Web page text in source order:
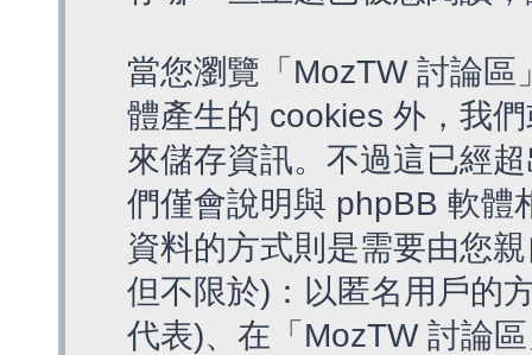
當您瀏覽「MozTW 討論
體產生的 cookies 外，我
來儲存資訊。不過這已經
們僅會說明與 phpBB 軟體
資料的方式則是需要由您
但不限於)：以匿名用戶的
代表)、在「MozTW 討論